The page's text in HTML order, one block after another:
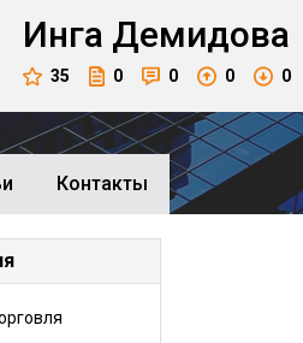
Инга Демидова
35 0 0 0 0
Контакты